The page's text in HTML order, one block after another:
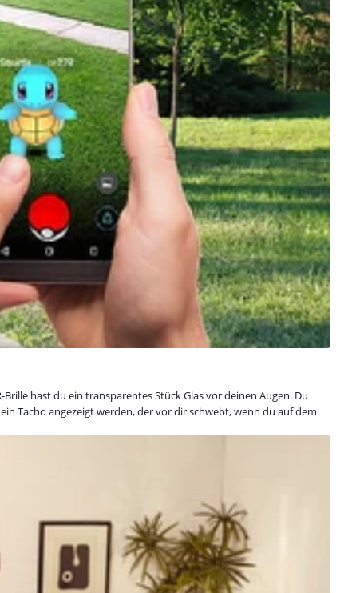
hast du ein transparentes Stück Glas vor deinen Augen. Du
Tacho angezeigt werden, der vor dir schwebt, wenn du auf dem